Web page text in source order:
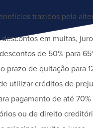
trazidos pela
descontos em multas,
de 50% para
prazo de quitação para
utilizar créditos de
pagamento de até
ou de direito